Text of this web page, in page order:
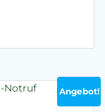
Angebot!